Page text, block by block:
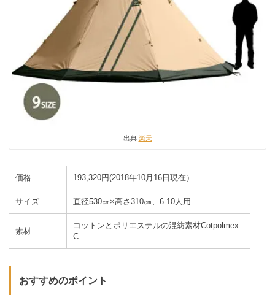
出典:楽天
価格 193,320円(2018年10月16日現在）
サイズ 直径530㎝×高さ310㎝、6-10人用
素材
コットンとポリエステルの混紡素材Cotpolmex
C.
おすすめのポイント